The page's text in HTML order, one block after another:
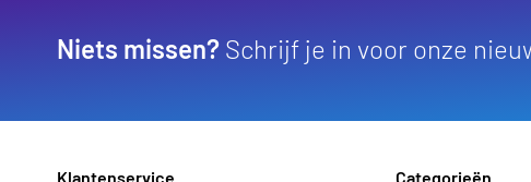
Niets missen? Schrijf je in voor onze
Klantenservice
Categorieën